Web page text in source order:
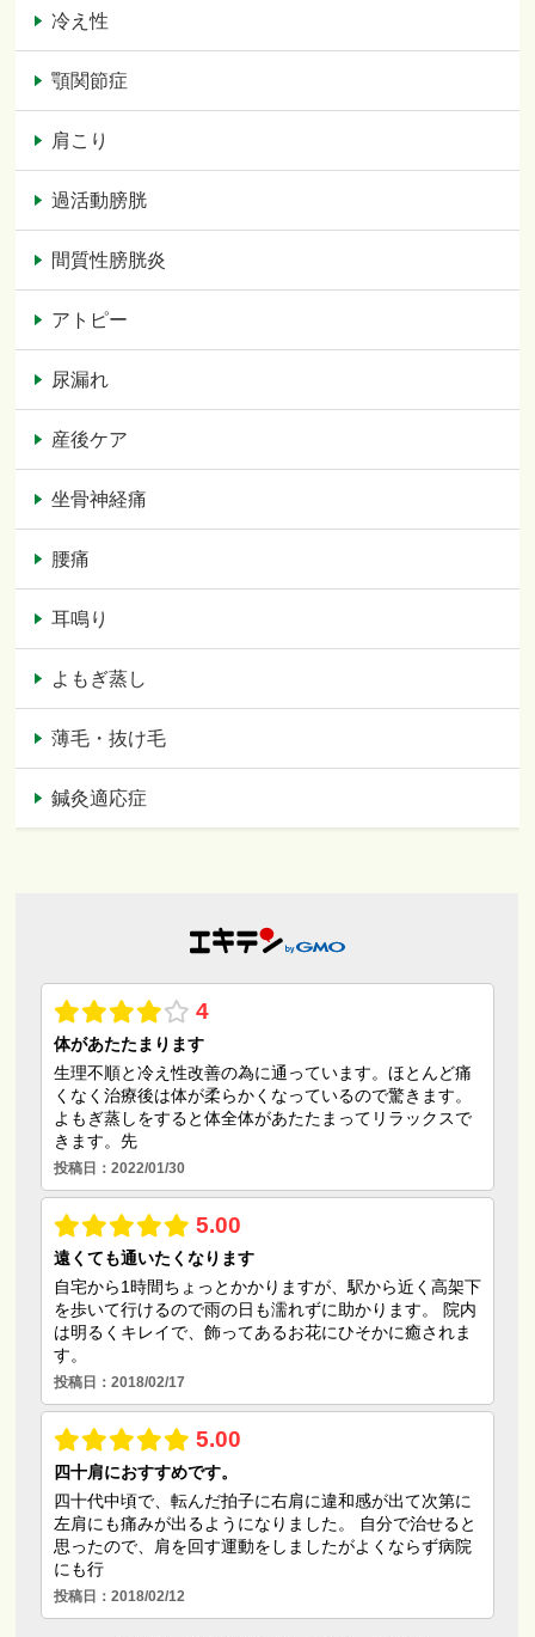
冷え性
顎関節症
肩こり
過活動膀胱
間質性膀胱炎
アトピー
尿漏れ
産後ケア
坐骨神経痛
腰痛
耳鳴り
よもぎ蒸し
薄毛・抜け毛
鍼灸適応症